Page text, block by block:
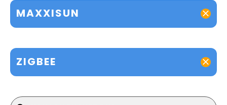
MAXXISUN
ZIGBEE